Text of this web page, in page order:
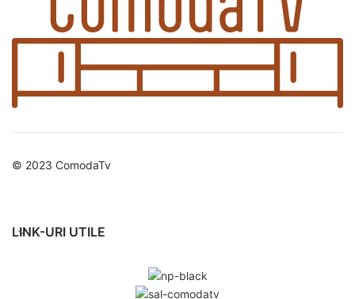
© 2023 ComodaTv
LINK-URI UTILE